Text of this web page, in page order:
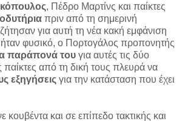
, Πέδρο Μαρτίνς και παίκτες
πριν από τη σημερινή
για αυτή τη νέα κακή εμφάνιση
φυσικό, ο Πορτογάλος προπονητής
παράπονά του για αυτές τις δύο
παίκτες από τη δική τους πλευρά να
εξηγήσεις για την κατάσταση που έχει
κουβέντα και σε επίπεδο τακτικής και